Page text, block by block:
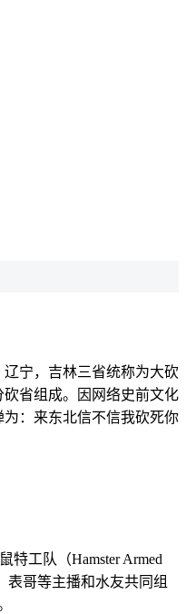
宁，吉林三省统称为大砍
省组成。因网络史前文化
：来东北信不信我砍死你
特工队（Hamster Armed
表哥等主播和水友共同组